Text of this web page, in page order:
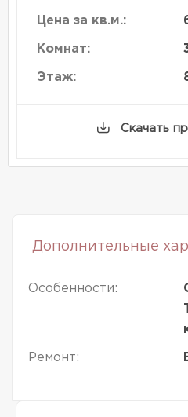
Цена за кв.м.:
Комнат:
Этаж:
Скачать
Дополнительные
Особенности:
Ремонт: